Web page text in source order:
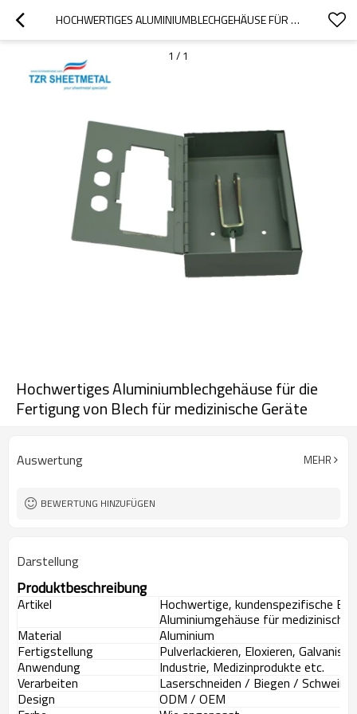
HOCHWERTIGES ALUMINIUMBLECHGEHÄUSE FÜR DIE FERTIGUNG VON BLECH FÜR MEDIZINISCHE GERÄTE
1 / 1
Hochwertiges Aluminiumblechgehäuse für die
Fertigung von Blech für medizinische Geräte
Auswertung MEHR
BEWERTUNG HINZUFÜGEN
Darstellung
Produktbeschreibung
Artikel Hochwertige, kundenspezifische
Aluminiumgehäuse für medizinische
Material
Aluminium
Fertigstellung
Pulverlackieren, Eloxieren,
Anwendung
Industrie, Medizinprodukte etc.
Verarbeiten
Laserschneiden / Biegen /
Design
ODM / OEM